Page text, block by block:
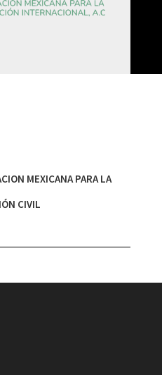
MEXICANA PARA LA
CIVIL